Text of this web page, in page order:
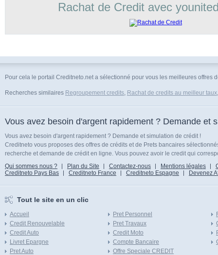
Rachat de Credit avec
Pour cela le portail Creditneto.net a sélectionné pour vous les meilleures
Recherches similaires Regroupement credits, Rachat de credits au meilleur taux
Vous avez besoin d'argent rapidement ? Demande et
Vous avez besoin d'argent rapidement ? Demande et simulation de crédit !
Creditneto vous proposes des offres de crédits et de Prets bancaires
recherche et demande de crédit en ligne. Vous pouvez avoir le credit qui
Qui sommes nous ?
Plan du Site Contactez-nous Mentions légales
Creditneto Pays Bas
Creditneto France Creditneto Espagne Devenez
Tout le site en un clic
Accueil
Credit Renouvelable
Credit Auto
Livret Epargne
Pret Auto
Pret Personnel
Pret Travaux
Credit Moto
Compte Bancaire
Offre Speciale CREDIT